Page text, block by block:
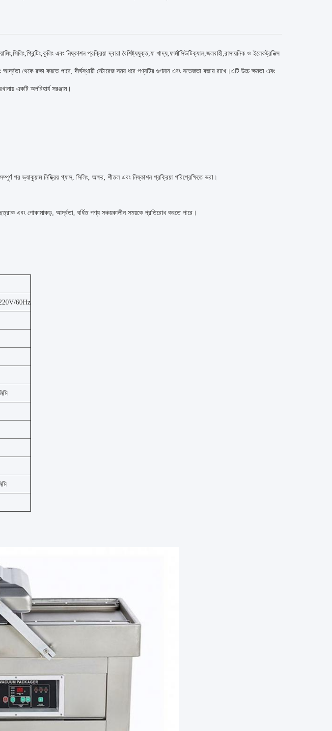
এবং নিষ্কাশন প্রক্রিয়া দ্বারা বৈশিষ্ট্যযুক্ত,যা খাদ্য,ফার্মাসিউটিক্যাল,জলবাহী,রাসায়নিক ও ইলেকট্রনিক্স
আর্দ্রতা থেকে রক্ষা করতে পারে, দীর্ঘস্থায়ী স্টোরেজ সময় ধরে পণ্যটির গুণমান এবং সতেজতা বজায় রাখে।এটি উচ্চ ক্ষমতা এবং
একটি অপরিহার্য সরঞ্জাম।
পর ভ্যাকুয়াম নিষ্ক্রিয় গ্যাস, সিলিং, অক্ষর, শীতল এবং নিষ্কাশন প্রক্রিয়া পরিপ্রেক্ষিতে ভরা।
এবং পোকামাকড়, আর্দ্রতা, বর্ধিত পণ্য সঞ্চয়কালীন সময়কে প্রতিরোধ করতে পারে।
60Hz